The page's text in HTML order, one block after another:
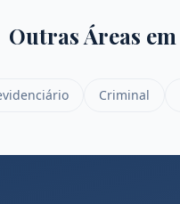
Outras Áreas em
Criminal